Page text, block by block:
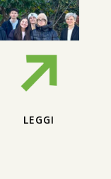
LEGGI